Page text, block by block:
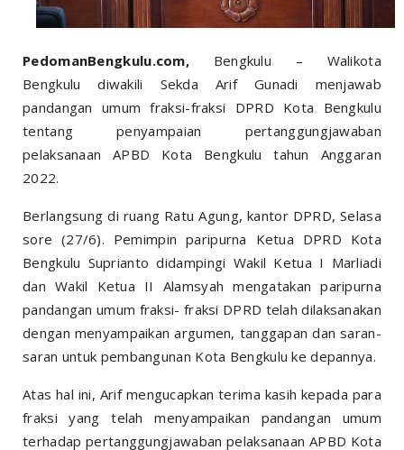
PedomanBengkulu.com, Bengkulu – Walikota
Bengkulu diwakili Sekda Arif Gunadi menjawab
pandangan umum fraksi-fraksi DPRD Kota Bengkulu
tentang penyampaian pertanggungjawaban
pelaksanaan APBD Kota Bengkulu tahun Anggaran
2022.
Berlangsung di ruang Ratu Agung, kantor DPRD, Selasa
sore (27/6). Pemimpin paripurna Ketua DPRD Kota
Bengkulu Suprianto didampingi Wakil Ketua I Marliadi
dan Wakil Ketua II Alamsyah mengatakan paripurna
pandangan umum fraksi- fraksi DPRD telah dilaksanakan
dengan menyampaikan argumen, tanggapan dan saran-
saran untuk pembangunan Kota Bengkulu ke depannya.
Atas hal ini, Arif mengucapkan terima kasih kepada para
fraksi yang telah menyampaikan pandangan umum
terhadap pertanggungjawaban pelaksanaan APBD Kota